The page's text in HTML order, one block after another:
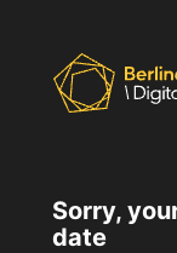
Sorry,
date